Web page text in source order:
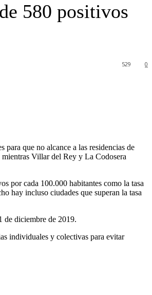
580 positivos
0
529
que no alcance a las residencias de
Villar del Rey y La Codosera
por cada 100.000 habitantes como la tasa
hay incluso ciudades que superan la tasa
de diciembre de 2019.
individuales y colectivas para evitar